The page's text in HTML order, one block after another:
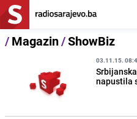
/Magazin/ShowBiz
03.11.15.
napustila